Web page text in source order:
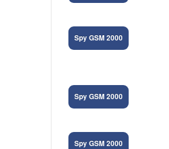
Spy GSM 2000
Spy GSM 2000
Spy GSM 2000